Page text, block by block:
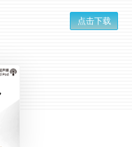
点击下载